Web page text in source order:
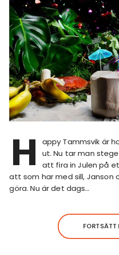
H
appy Tammsvik är
ut. Nu tar man
att fira in Julen på
att som har med sill, Janson
göra. Nu är det dags…
FORTSÄTT